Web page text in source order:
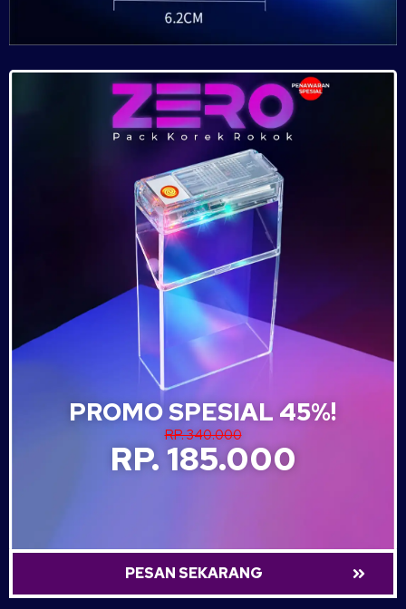
PROMO SPESIAL 45%!
RP. 340.000
RP. 185.000
PESAN SEKARANG